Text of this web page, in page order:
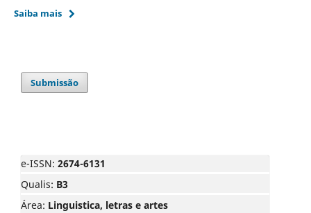
Saiba mais
Submissão
e-ISSN: 2674-6131
Qualis: B3
Área: Linguistica, letras e artes